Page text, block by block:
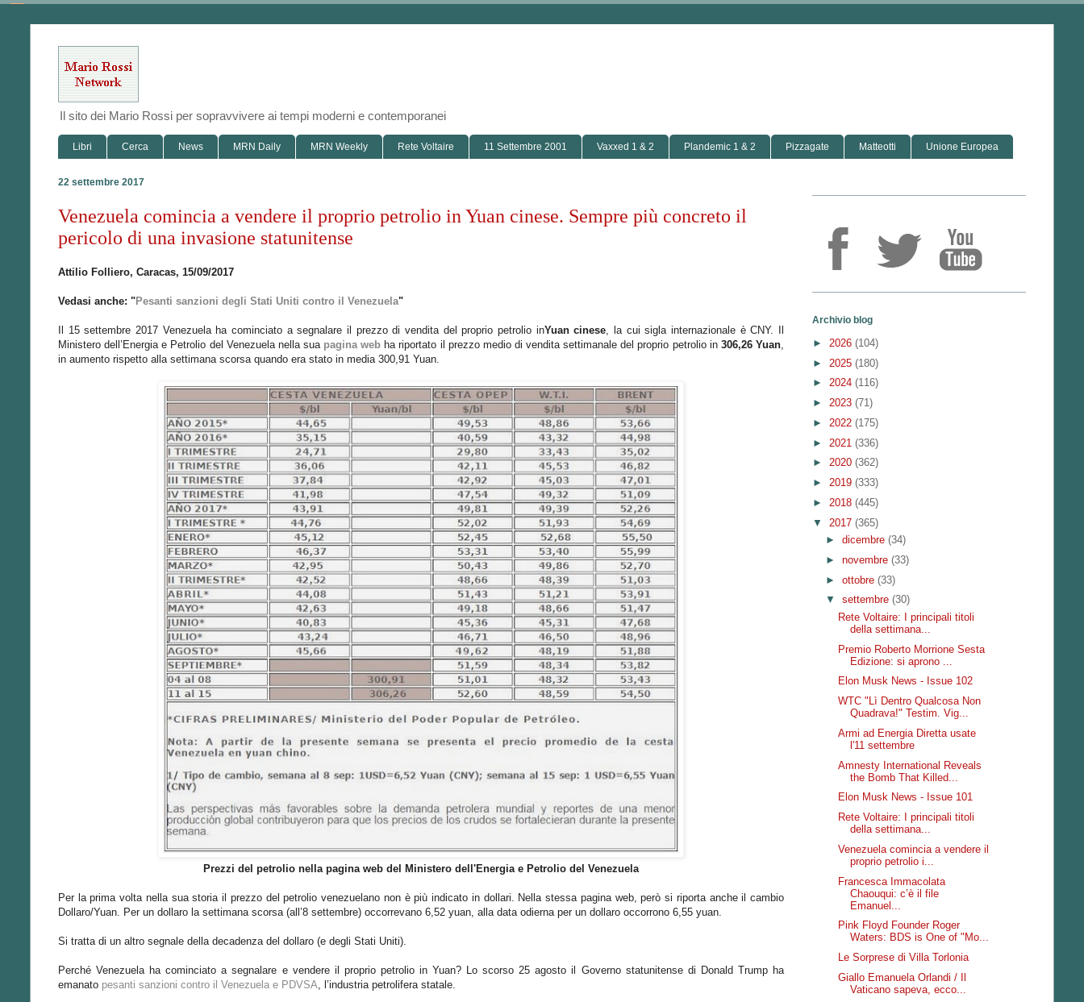
Il sito dei Mario Rossi per sopravvivere ai tempi moderni e contemporanei
Libri Cerca News MRN Daily MRN Weekly Rete Voltaire 11 Settembre 2001 Vaxxed 1 & 2 Plandemic 1 & 2 Pizzagate Matteotti Unione Europea
22 settembre 2017
Venezuela comincia a vendere il proprio petrolio in Yuan cinese. Sempre più concreto il
pericolo di una invasione statunitense
Attilio Folliero, Caracas, 15/09/2017
Vedasi anche: "Pesanti sanzioni degli Stati Uniti contro il Venezuela"
Il 15 settembre 2017 Venezuela ha cominciato a segnalare il prezzo di vendita del proprio petrolio inYuan cinese , la cui sigla internazionale è CNY. Il
Ministero dell’Energia e Petrolio del Venezuela nella sua pagina web ha riportato il prezzo medio di vendita settimanale del proprio petrolio in 306,26 Yuan
in aumento rispetto alla settimana scorsa quando era stato in media 300,91 Yuan.
Prezzi del petrolio nella pagina web del Ministero dell'Energia e Petrolio del Venezuela
Per la prima volta nella sua storia il prezzo del petrolio venezuelano non è più indicato in dollari. Nella stessa pagina web, però si riporta anche il cambio
Dollaro/Yuan. Per un dollaro la settimana scorsa (all’8 settembre) occorrevano 6,52 yuan, alla data odierna per un dollaro occorrono 6,55 yuan.
Si tratta di un altro segnale della decadenza del dollaro (e degli Stati Uniti).
Perché Venezuela ha cominciato a segnalare e vendere il proprio petrolio in Yuan? Lo scorso 25 agosto il Governo statunitense di Donald Trump ha
emanato pesanti sanzioni contro il Venezuela e PDVSA , l’industria petrolifera statale.
Archivio blog
► 2026 (104)
► 2025 (180)
► 2024 (116)
► 2023 (71)
► 2022 (175)
► 2021 (336)
► 2020 (362)
► 2019 (333)
► 2018 (445)
▼ 2017 (365)
► dicembre (34)
► novembre (33)
► ottobre (33)
▼ settembre (30)
Rete Voltaire: I principali titoli
della settimana...
Premio Roberto Morrione Sesta
Edizione: si aprono ...
Elon Musk News - Issue 102
WTC "Lì Dentro Qualcosa Non
Quadrava!" Testim. Vig...
Armi ad Energia Diretta usate
l'11 settembre
Amnesty International Reveals
the Bomb That Killed...
Elon Musk News - Issue 101
Rete Voltaire: I principali titoli
della settimana...
Venezuela comincia a vendere il
proprio petrolio i...
Francesca Immacolata
Chaouqui: c’è il file
Emanuel...
Pink Floyd Founder Roger
Waters: BDS is One of "Mo...
Le Sorprese di Villa Torlonia
Giallo Emanuela Orlandi / Il
Vaticano sapeva, ecco...